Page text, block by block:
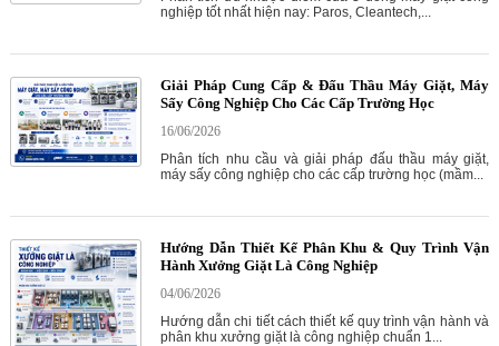
nghiệp tốt nhất hiện nay: Paros, Cleantech,...
Giải Pháp Cung Cấp & Đấu Thầu Máy Giặt, Máy
Sấy Công Nghiệp Cho Các Cấp Trường Học
16/06/2026
Phân tích nhu cầu và giải pháp đấu thầu máy giặt,
máy sấy công nghiệp cho các cấp trường học (mầm...
Hướng Dẫn Thiết Kế Phân Khu & Quy Trình Vận
Hành Xưởng Giặt Là Công Nghiệp
04/06/2026
Hướng dẫn chi tiết cách thiết kế quy trình vận hành và
phân khu xưởng giặt là công nghiệp chuẩn 1...